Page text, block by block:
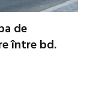
de
între bd.